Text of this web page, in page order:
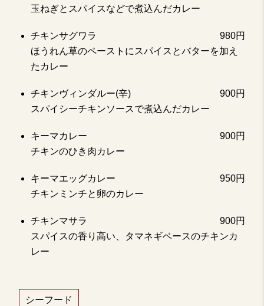
玉ねぎとスパイスなどで煮込んだカレー
チキンサグワラ
980円
ほうれん草のペーストにスパイスとバターを加え
たカレー
チキンヴィンダルー(辛)
900円
スパイシーチキンソースで煮込んだカレー
キーマカレー
900円
チキンのひき肉カレー
キーマエッグカレー
950円
チキンミンチと卵のカレー
チキンマサラ
900円
スパイスの香り高い、タマネギベースのチキンカ
レー
シーフード